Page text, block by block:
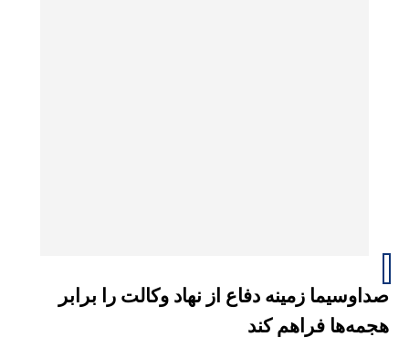
صداوسیما زمینه دفاع از نهاد وکالت را برابر
هجمه‌ها فراهم کند